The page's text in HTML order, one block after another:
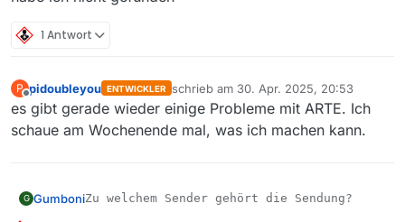
1 Antwort
P
Offline
pidoubleyou ENTWICKLER schrieb am 30. Apr. 2025, 20:53
zuletzt editiert von
es gibt gerade wieder einige Probleme mit ARTE. Ich
schaue am Wochenende mal, was ich machen kann.
G Gumboni